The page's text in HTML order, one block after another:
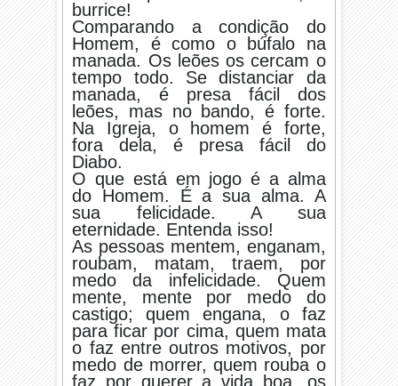
burrice!
Comparando a condição do
Homem, é como o búfalo na
manada. Os leões os cercam o
tempo todo. Se distanciar da
manada, é presa fácil dos
leões, mas no bando, é forte.
Na Igreja, o homem é forte,
fora dela, é presa fácil do
Diabo.
O que está em jogo é a alma
do Homem. É a sua alma. A
sua felicidade. A sua
eternidade. Entenda isso!
As pessoas mentem, enganam,
roubam, matam, traem, por
medo da infelicidade. Quem
mente, mente por medo do
castigo; quem engana, o faz
para ficar por cima, quem mata
o faz entre outros motivos, por
medo de morrer, quem rouba o
faz por querer a vida boa, os